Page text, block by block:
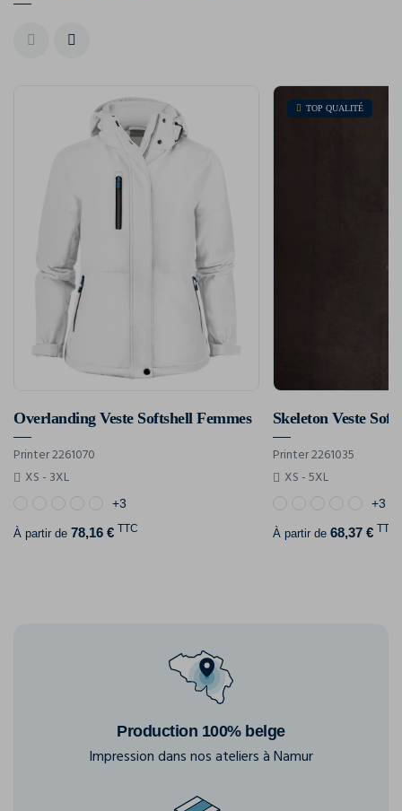
Overlanding Veste Softshell Femmes
Printer 2261070
XS - 3XL
+3
À partir de 78,16 € TTC
TOP QUALITÉ
Skeleton Veste
Printer 2261035
XS - 5XL
+3
À partir de 68,37 € TTC
Production 100% belge
Impression dans nos ateliers à Namur